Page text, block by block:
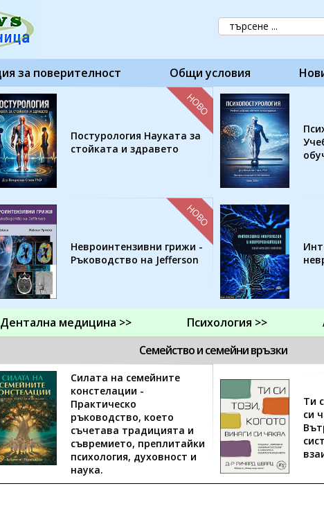
за поверителност Общи условия
Постурология Науката за
стойката и здравето
НОВО
Невроинтензивни грижи -
Ръководство на Jefferson
НОВО
Дентална медицина >> Психология >>
Семейство и семейни връзки
Силата на семейните
констелации -
Практическо
ръководство, което
съчетава традицията и
съвремието, преплитайки
психология, духовност и
наука.
Ти
си